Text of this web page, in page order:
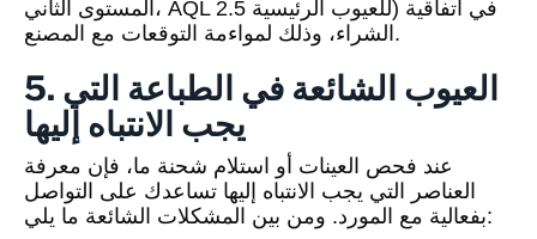
المستوى الثاني، AQL 2.5 للعيوب الرئيسية) في اتفاقية
الشراء، وذلك لمواءمة التوقعات مع المصنع.
5. العيوب الشائعة في الطباعة التي
يجب الانتباه إليها
عند فحص العينات أو استلام شحنة ما، فإن معرفة
العناصر التي يجب الانتباه إليها تساعدك على التواصل
بفعالية مع المورد. ومن بين المشكلات الشائعة ما يلي: